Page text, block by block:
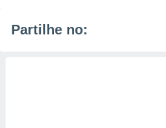
os
de
Partilhe no: